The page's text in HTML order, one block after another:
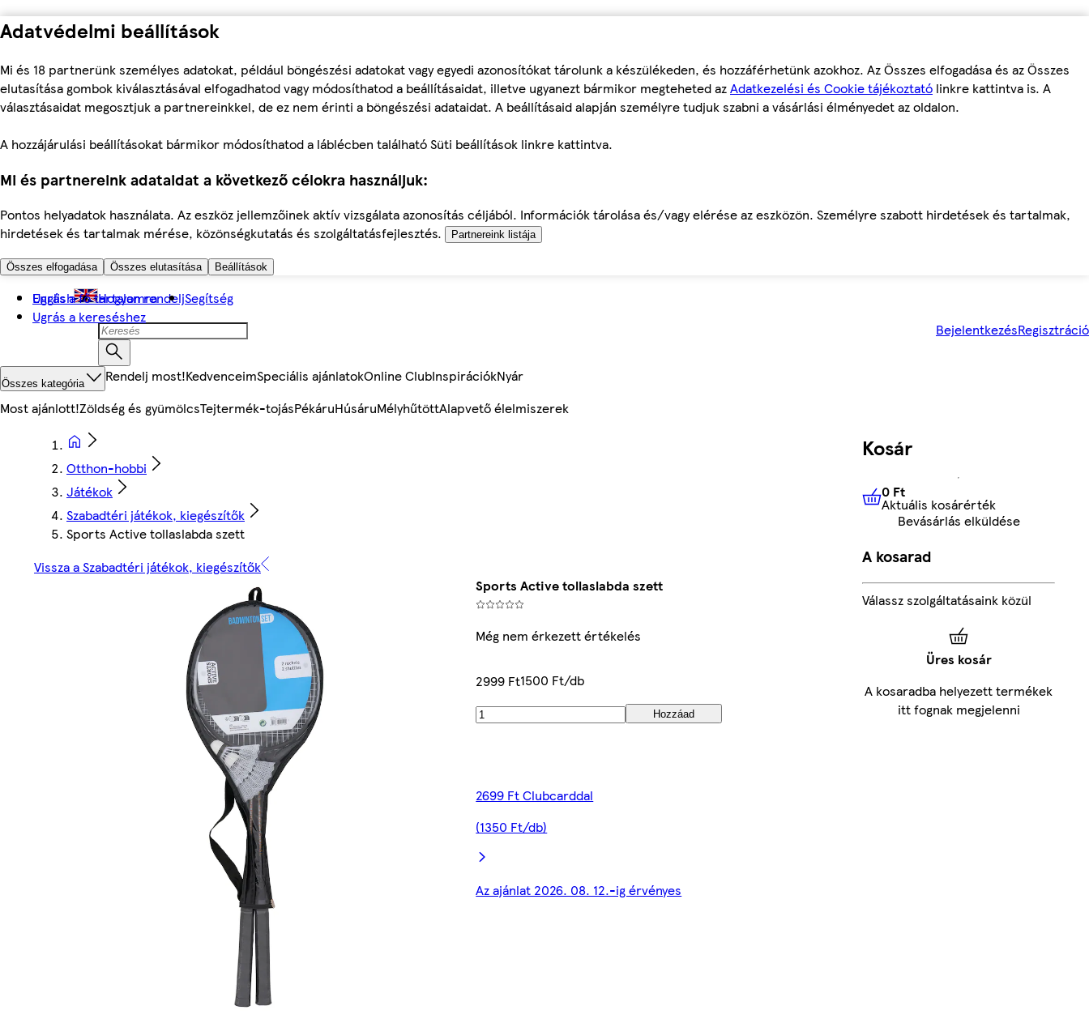
Adatvédelmi beállítások
Mi és 18 partnerünk személyes adatokat, például böngészési adatokat vagy egyedi azonosítókat tárolunk a készülékeden, és hozzáférhetünk azokhoz. Az Összes elfogadása és az Összes
elutasítása gombok kiválasztásával elfogadhatod vagy módosíthatod a beállításaidat, illetve ugyanezt bármikor megteheted azAdatkezelési és Cookie tájékoztató linkre kattintva is. A
választásaidat megosztjuk a partnereinkkel, de ez nem érinti a böngészési adataidat. A beállításaid alapján személyre tudjuk szabni a vásárlási élményedet az oldalon.
A hozzájárulási beállításokat bármikor módosíthatod a láblécben található Süti beállítások linkre kattintva.
Mi és partnereink adataidat a következő célokra használjuk:
Pontos helyadatok használata. Az eszköz jellemzőinek aktív vizsgálata azonosítás céljából. Információk tárolása és/vagy elérése az eszközön. Személyre szabott hirdetések és tartalmak,
hirdetések és tartalmak mérése, közönségkutatás és szolgáltatásfejlesztés.
Partnereink listája
Összes elfogadása Összes elutasítása Beállítások
Ugrás a fő tartalomra
Ugrás a kereséshez
English Hogyan rendeljSegítség
BejelentkezésRegisztráció
Összes kategória Rendelj most!KedvenceimSpeciális ajánlatokOnline ClubInspirációkNyár
Most ajánlott!Zöldség és gyümölcsTejtermék-tojásPékáruHúsáruMélyhűtöttAlapvető élelmiszerek
Otthon-hobbi
Játékok
Szabadtéri játékok, kiegészítők
Sports Active tollaslabda szett
Vissza a Szabadtéri játékok, kiegészítők
Sports Active tollaslabda szett
Még nem érkezett értékelés
2999 Ft1500 Ft/db
Hozzáad
2699 Ft Clubcarddal
(1350 Ft/db)
Az ajánlat 2026. 08. 12.-ig érvényes
Kosár
0 FtAktuális kosárérték
0 Ft
Aktuális kosárérték
Bevásárlás elküldése
A kosarad
Válassz szolgáltatásaink közül
Üres kosár
A kosaradba helyezett termékek
itt fognak megjelenni